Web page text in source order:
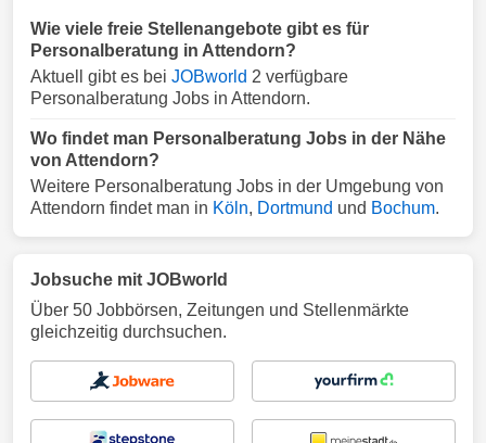
Wie viele freie Stellenangebote gibt es für
Personalberatung in Attendorn?
Aktuell gibt es bei JOBworld 2 verfügbare
Personalberatung Jobs in Attendorn.
Wo findet man Personalberatung Jobs in der Nähe
von Attendorn?
Weitere Personalberatung Jobs in der Umgebung von
Attendorn findet man in Köln, Dortmund und Bochum.
Jobsuche mit JOBworld
Über 50 Jobbörsen, Zeitungen und Stellenmärkte
gleichzeitig durchsuchen.